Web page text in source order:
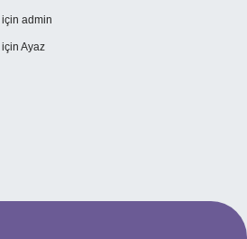
için admin
için Ayaz